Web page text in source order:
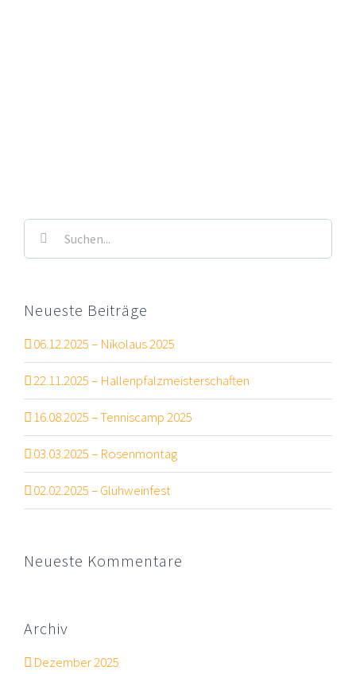
Suche
nach:
Neueste Beiträge
06.12.2025 – Nikolaus 2025
22.11.2025 – Hallenpfalzmeisterschaften
16.08.2025 – Tenniscamp 2025
03.03.2025 – Rosenmontag
02.02.2025 – Glühweinfest
Neueste Kommentare
Archiv
Dezember 2025